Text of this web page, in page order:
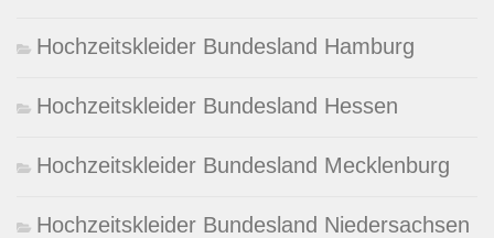
Hochzeitskleider Bundesland Hamburg
Hochzeitskleider Bundesland Hessen
Hochzeitskleider Bundesland Mecklenburg
Hochzeitskleider Bundesland Niedersachsen